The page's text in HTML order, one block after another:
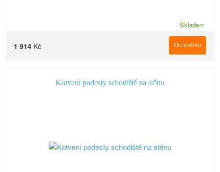
Skladem
Do košíku
1 914 Kč
Kotvení podesty schodiště na stěnu